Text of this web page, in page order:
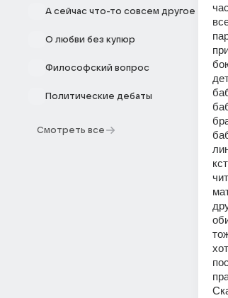
А сейчас что-то совсем другое
О любви без купюр
Философский вопрос
Политические дебаты
Смотреть все